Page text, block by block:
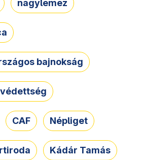
nagylemez
bajnokság
CAF Népliget
Kádár Tamás